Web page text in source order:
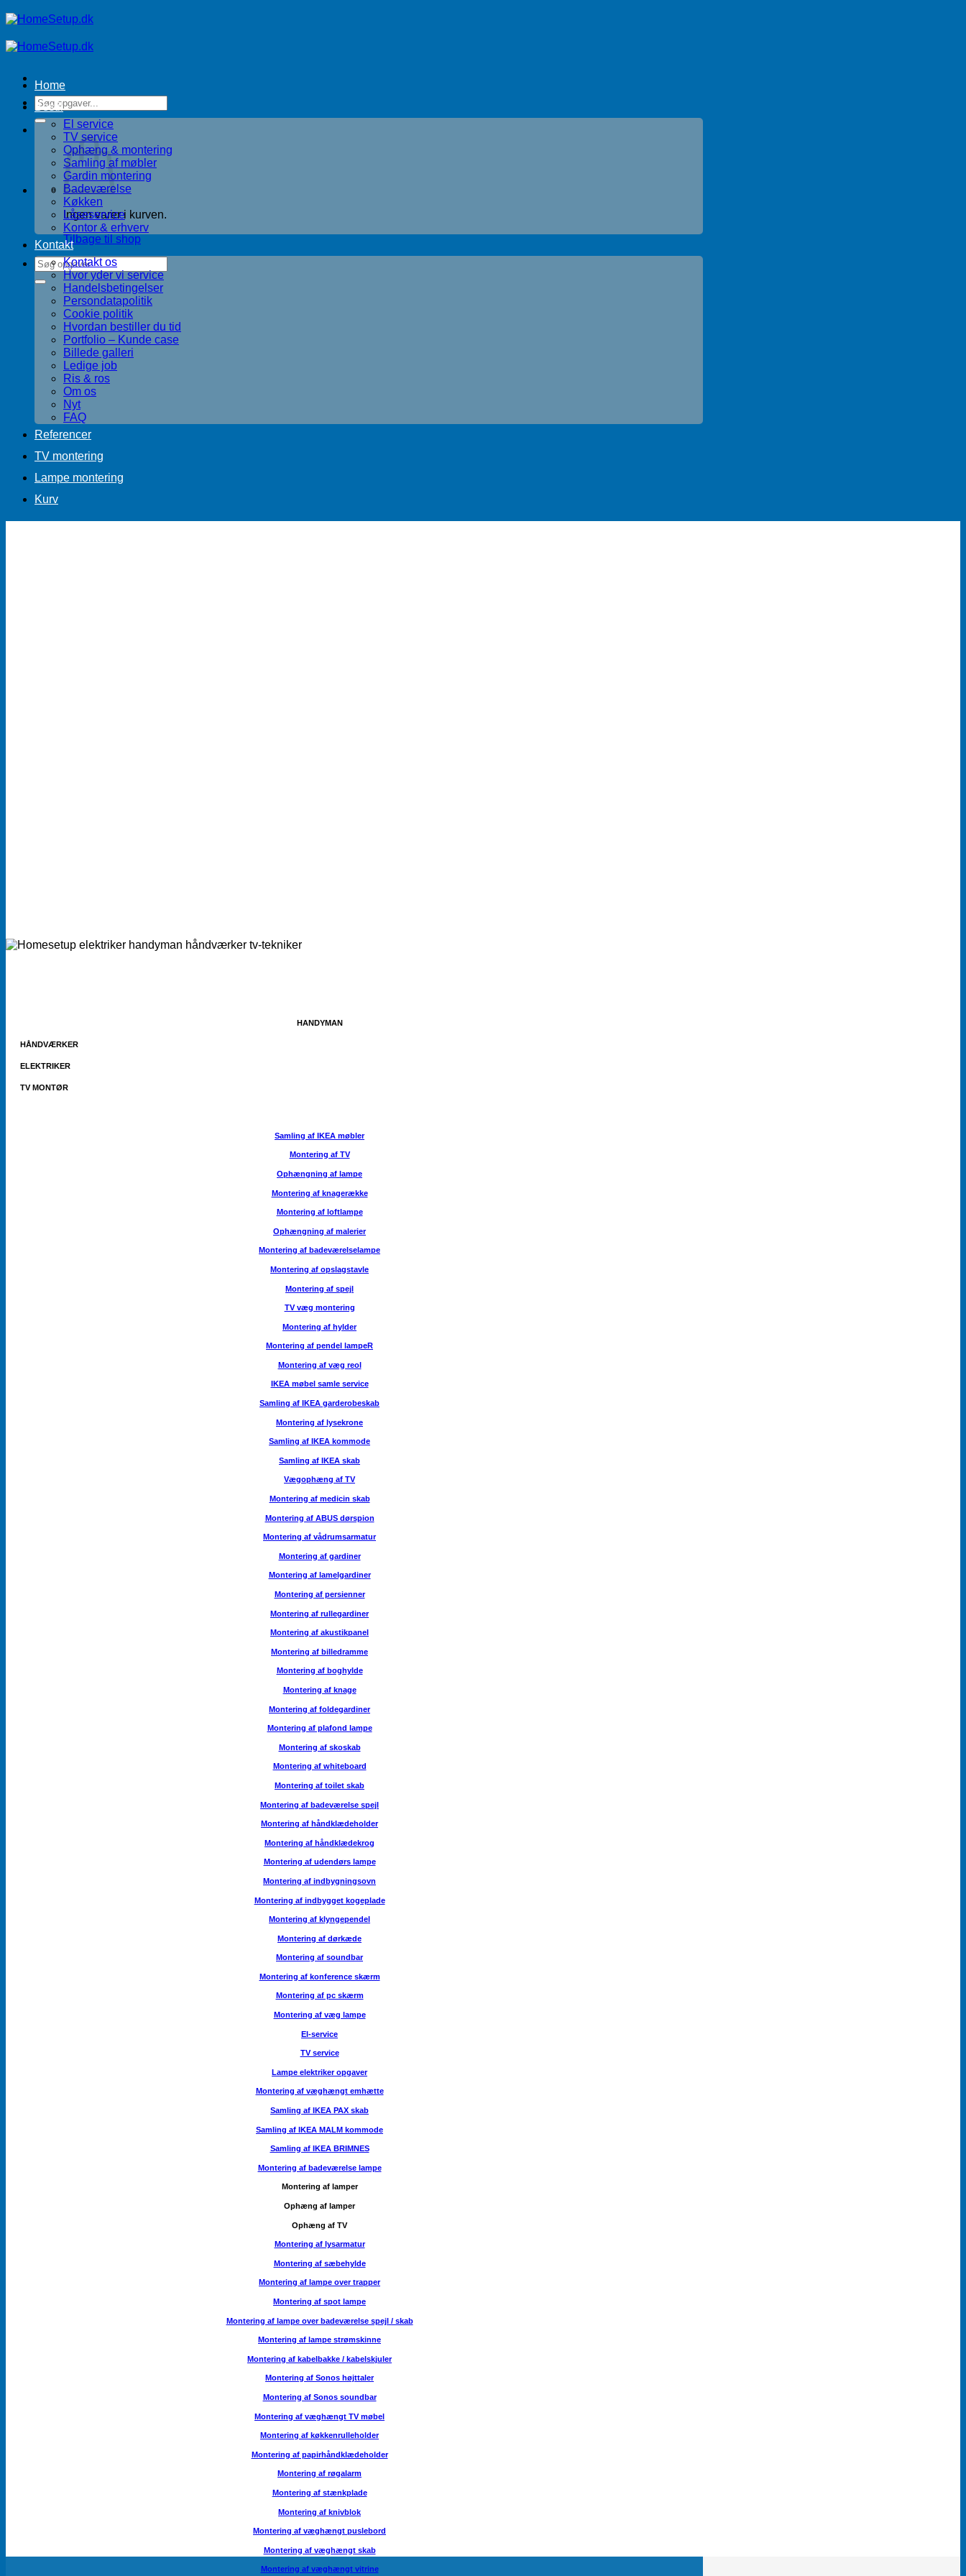
Fortsæt
til
Søg
efter:
Ingen varer i kurven.
Tilbage til shop
Søg
efter:
Home
Bestil
El service
TV service
Ophæng & montering
Samling af møbler
Gardin montering
Badeværelse
Køkken
Låseservice
Kontor & erhverv
Kontakt
Kontakt os
Hvor yder vi service
Handelsbetingelser
Persondatapolitik
Cookie politik
Hvordan bestiller du tid
Portfolio – Kunde case
Billede galleri
Ledige job
Ris & ros
Om os
Nyt
FAQ
Referencer
TV montering
Lampe montering
Kurv
HANDYMAN
HÅNDVÆRKER
ELEKTRIKER
TV MONTØR
Samling af IKEA møbler
Montering af TV
Ophængning af lampe
Montering af knagerække
Montering af loftlampe
Ophængning af malerier
Montering af badeværelselampe
Montering af opslagstavle
Montering af spejl
TV væg montering
Montering af hylder
Montering af pendel lampeR
Montering af væg reol
IKEA møbel samle service
Samling af IKEA garderobeskab
Montering af lysekrone
Samling af IKEA kommode
Samling af IKEA skab
Vægophæng af TV
Montering af medicin skab
Montering af ABUS dørspion
Montering af vådrumsarmatur
Montering af gardiner
Montering af lamelgardiner
Montering af persienner
Montering af rullegardiner
Montering af akustikpanel
Montering af billedramme
Montering af boghylde
Montering af knage
Montering af foldegardiner
Montering af plafond lampe
Montering af skoskab
Montering af whiteboard
Montering af toilet skab
Montering af badeværelse spejl
Montering af håndklædeholder
Montering af håndklædekrog
Montering af udendørs lampe
Montering af indbygningsovn
Montering af indbygget kogeplade
Montering af klyngependel
Montering af dørkæde
Montering af soundbar
Montering af konference skærm
Montering af pc skærm
Montering af væg lampe
El-service
TV service
Lampe elektriker opgaver
Montering af væghængt emhætte
Samling af IKEA PAX skab
Samling af IKEA MALM kommode
Samling af IKEA BRIMNES
Montering af badeværelse lampe
Montering af lamper
Ophæng af lamper
Ophæng af TV
Montering af lysarmatur
Montering af sæbehylde
Montering af lampe over trapper
Montering af spot lampe
Montering af lampe over badeværelse spejl / skab
Montering af lampe strømskinne
Montering af kabelbakke / kabelskjuler
Montering af Sonos højttaler
Montering af Sonos soundbar
Montering af væghængt TV møbel
Montering af køkkenrulleholder
Montering af papirhåndklædeholder
Montering af røgalarm
Montering af stænkplade
Montering af knivblok
Montering af væghængt puslebord
Montering af væghængt skab
Montering af væghængt vitrine